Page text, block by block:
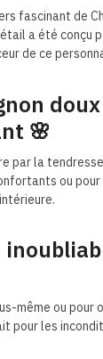
fascinant de
a été conçu
de ce
🌸
par la
ou
même ou pour
pour les